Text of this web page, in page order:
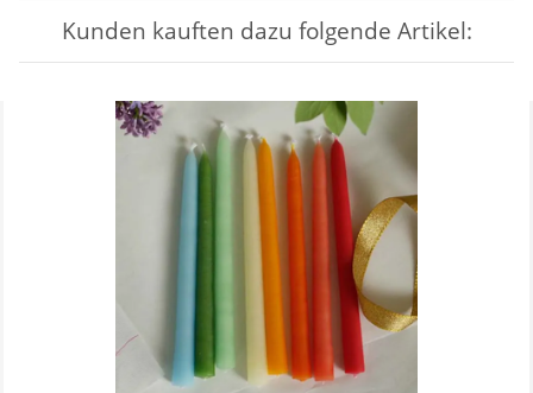
Kunden kauften dazu folgende Artikel: